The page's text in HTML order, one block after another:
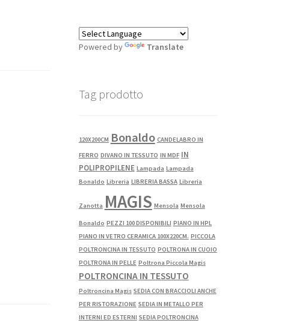
Powered by Translate
Tag prodotto
120X200CM Bonaldo CANDELABRO IN
FERRO DIVANO IN TESSUTO IN MDF IN
POLIPROPILENE Lampada Lampada
Bonaldo Libreria LIBRERIA BASSA Libreria
Zanotta MAGIS Mensola Mensola
Bonaldo PEZZI 100 DISPONIBILI PIANO IN HPL
PIANO IN VETRO CERAMICA 100X220CM. PICCOLA
POLTRONCINA IN TESSUTO POLTRONA IN CUOIO
POLTRONA IN PELLE Poltrona Piccola Magis
POLTRONCINA IN TESSUTO
Poltroncina Magis SEDIA CON BRACCIOLI ANCHE
PER RISTORAZIONE SEDIA IN METALLO PER
INTERNI ED ESTERNI SEDIA POLTRONCINA